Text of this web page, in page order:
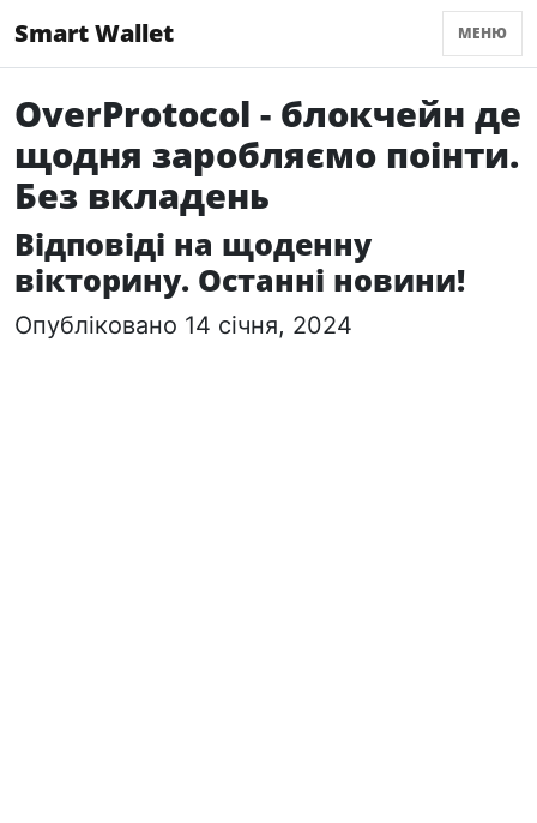
Smart Wallet МЕНЮ
OverProtocol - блокчейн де
щодня заробляємо поінти.
Без вкладень
Відповіді на щоденну
вікторину. Останні новини!
Опубліковано 14 січня, 2024